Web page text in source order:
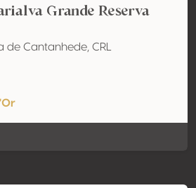
Grande Reserva
Cantanhede, CRL